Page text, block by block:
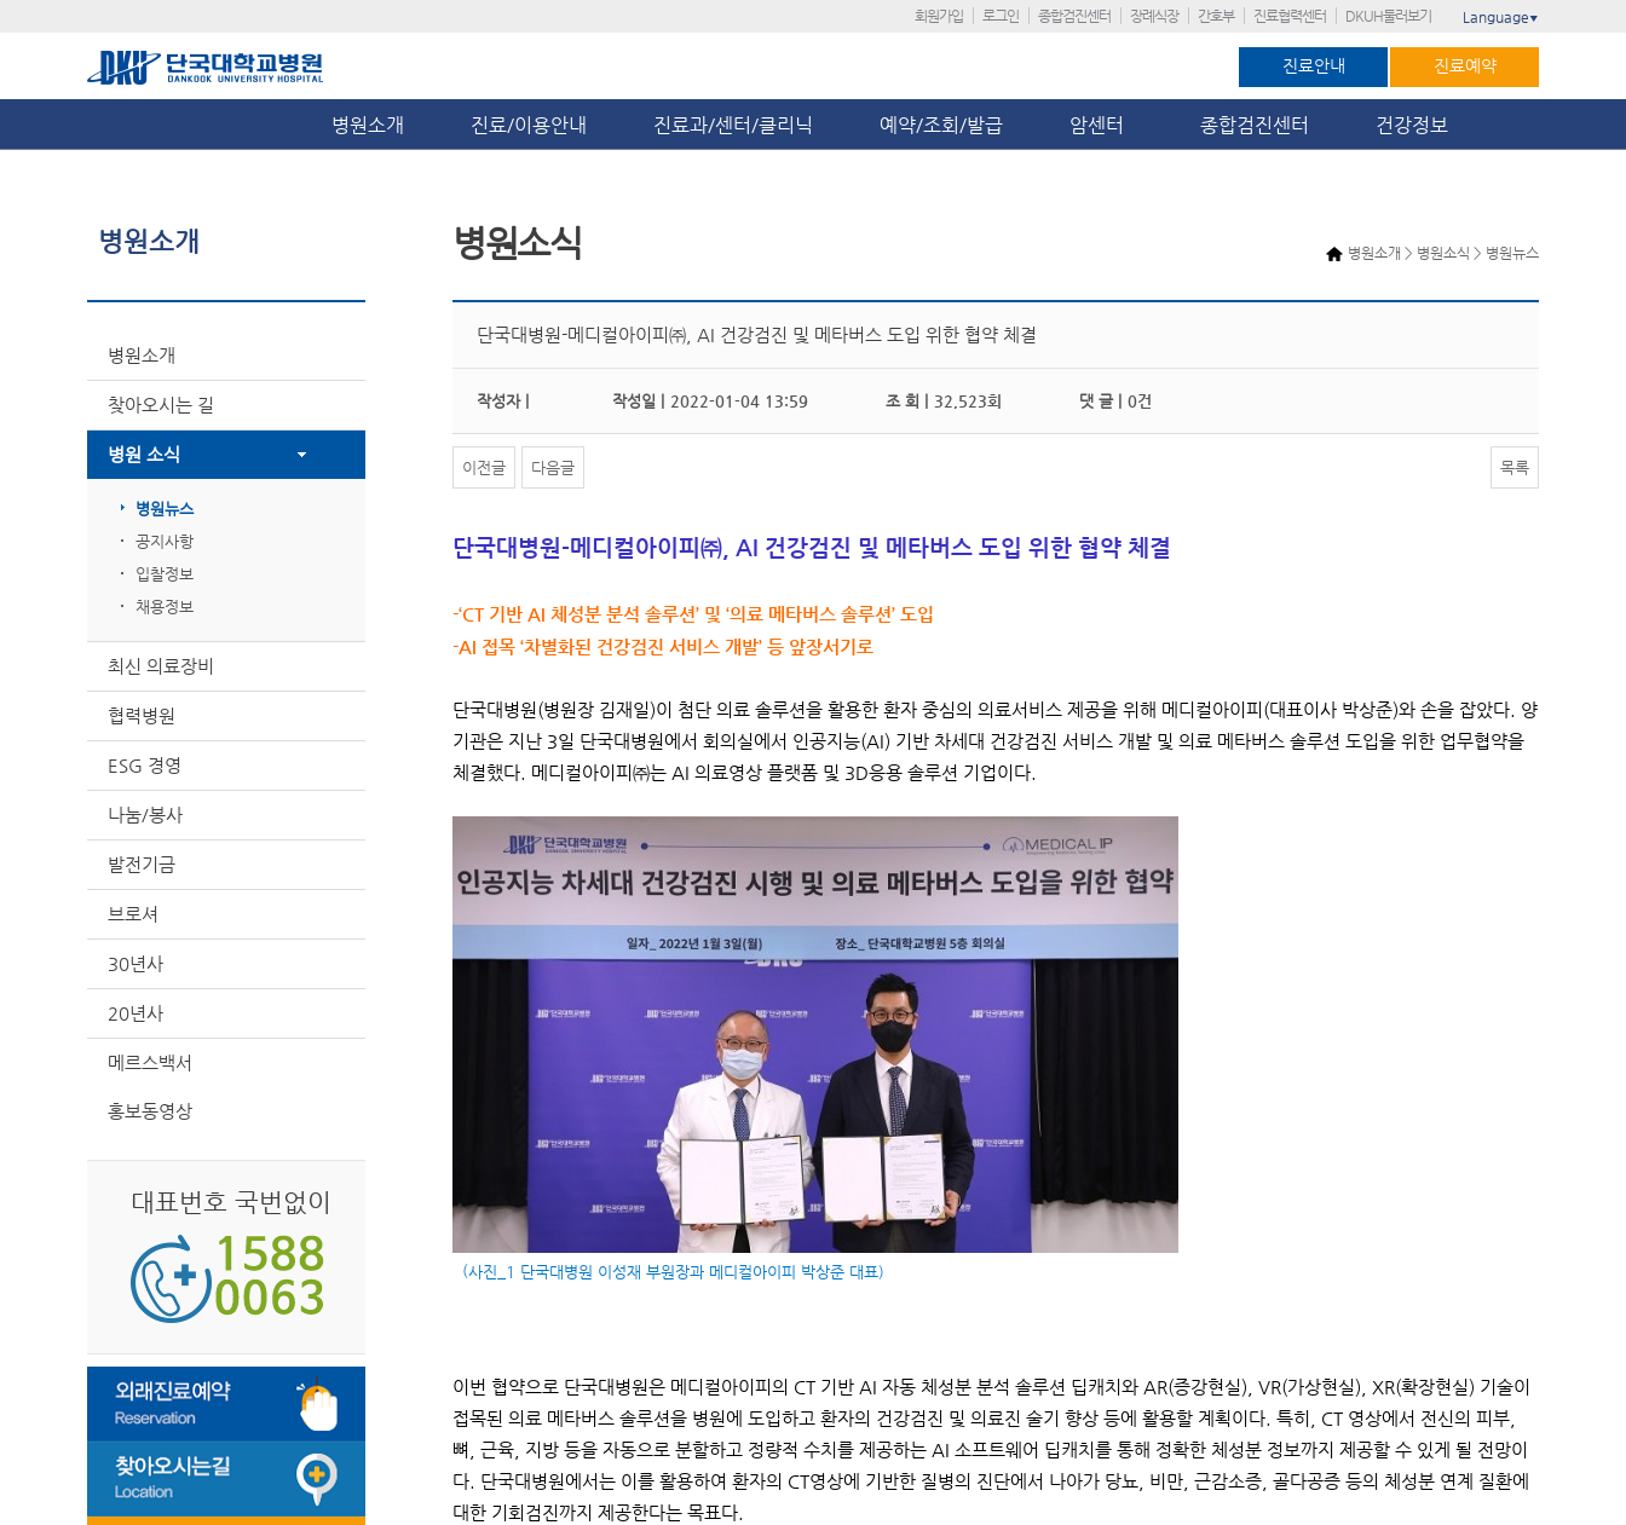
회원가입 로그인 종합검진센터 장례식장 간호부 진료협력센터 DKUH둘러보기 Language ▼
진료안내 진료예약
병원소개 진료/이용안내 진료과/센터/클리닉 예약/조회/발급 암센터 종합검진센터 건강정보
병원소개
병원소개
찾아오시는 길
병원 소식
병원뉴스
공지사항
입찰정보
채용정보
최신 의료장비
협력병원
ESG 경영
나눔/봉사
발전기금
브로셔
30년사
20년사
메르스백서
홍보동영상
대표번호 국번없이
병원소개 > 병원소식 > 병원뉴스
병원소식
단국대병원-메디컬아이피㈜, AI 건강검진 및 메타버스 도입 위한 협약 체결
작성자 | 작성일 | 2022-01-04 13:59 조 회 | 32,523회 댓 글 | 0건
이전글 다음글 목록
단국대병원-메디컬아이피㈜, AI 건강검진 및 메타버스 도입 위한 협약 체결
-‘CT 기반 AI 체성분 분석 솔루션’ 및 ‘의료 메타버스 솔루션’ 도입
-AI 접목 ‘차별화된 건강검진 서비스 개발’ 등 앞장서기로
단국대병원(병원장 김재일)이 첨단 의료 솔루션을 활용한 환자 중심의 의료서비스 제공을 위해 메디컬아이피(대표이사 박상준)와 손을 잡았다. 양
기관은 지난 3일 단국대병원에서 회의실에서 인공지능(AI) 기반 차세대 건강검진 서비스 개발 및 의료 메타버스 솔루션 도입을 위한 업무협약을
체결했다. 메디컬아이피㈜는 AI 의료영상 플랫폼 및 3D응용 솔루션 기업이다.
(사진_1 단국대병원 이성재 부원장과 메디컬아이피 박상준 대표)
이번 협약으로 단국대병원은 메디컬아이피의 CT 기반 AI 자동 체성분 분석 솔루션 딥캐치와 AR(증강현실), VR(가상현실), XR(확장현실) 기술이
접목된 의료 메타버스 솔루션을 병원에 도입하고 환자의 건강검진 및 의료진 술기 향상 등에 활용할 계획이다. 특히, CT 영상에서 전신의 피부,
뼈, 근육, 지방 등을 자동으로 분할하고 정량적 수치를 제공하는 AI 소프트웨어 딥캐치를 통해 정확한 체성분 정보까지 제공할 수 있게 될 전망이
다. 단국대병원에서는 이를 활용하여 환자의 CT영상에 기반한 질병의 진단에서 나아가 당뇨, 비만, 근감소증, 골다공증 등의 체성분 연계 질환에
대한 기회검진까지 제공한다는 목표다.